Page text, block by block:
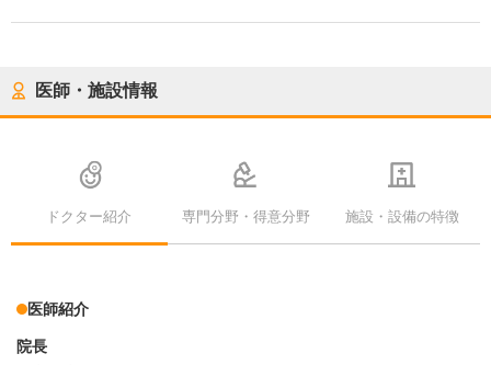
医師・施設情報
ドクター紹介 専門分野・得意分野 施設・設備の特徴
医師紹介
院長